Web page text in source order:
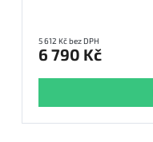
5 612 Kč bez DPH
6 790 Kč